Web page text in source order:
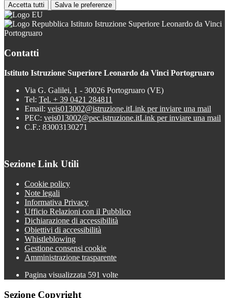
Accetta tutti Salva le preferenze
Istituto Istruzione Superiore Leonardo da Vinci
Portogruaro
Contatti
Istituto Istruzione Superiore Leonardo da Vinci Portogruaro
Via G. Galilei, 1 - 30026 Portogruaro (VE)
Tel: Tel. + 39 0421 284811
Email: veis013002@istruzione.itLink per inviare una mail
PEC: veis013002@pec.istruzione.itLink per inviare una mail
C.F.: 83003130271
Sezione Link Utili
Cookie policy
Note legali
Informativa Privacy
Ufficio Relazioni con il Pubblico
Dichiarazione di accessibilità
Obiettivi di accessibilità
Whistleblowing
Gestione consensi cookie
Amministrazione trasparente
Pagina visualizzata 591 volte
Sezione Copyright